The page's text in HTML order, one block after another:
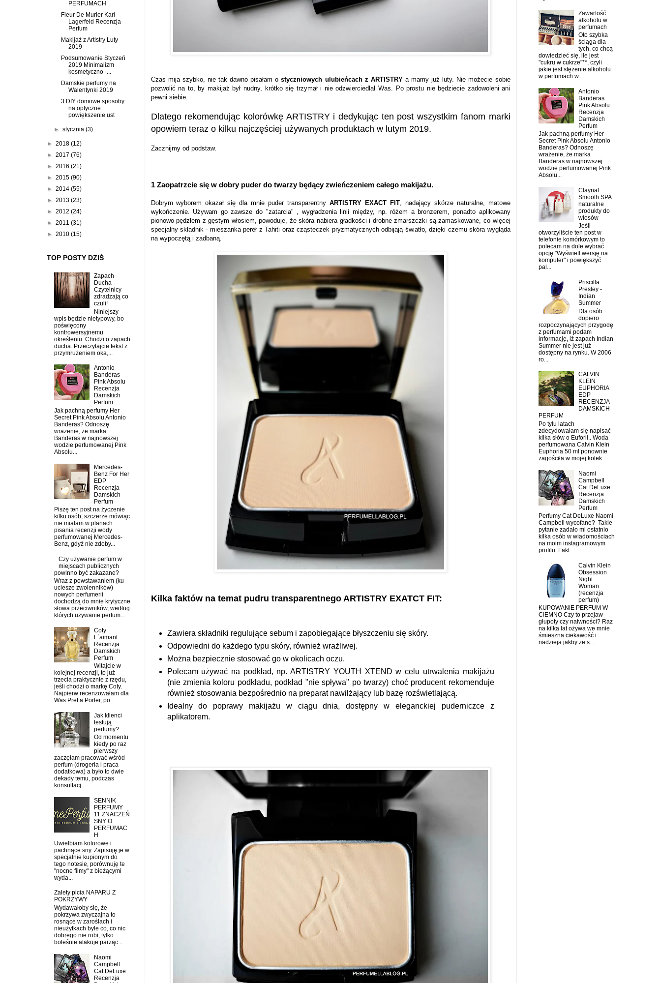
Czas mija szybko, nie tak dawno pisałam ostyczniowych ulubieńcach z ARTISTRYa mamy już luty. Nie możecie sobie
pozwolić na to, by makijaż był nudny, krótko się trzymał i nie odzwierciedlał Was. Po prostu nie będziecie zadowoleni ani
pewni siebie.
Dlatego rekomendując kolorówkę ARTISTRY i dedykując ten post wszystkim fanom marki
opowiem teraz o kilku najczęściej używanych produktach w lutym 2019.
Zacznijmy od podstaw.
1 Zaopatrzcie się w dobry puder do twarzy będący zwieńczeniem całego makijażu.
Dobrym wyborem okazał się dla mnie puder transparentny ARTISTRY EXACT FIT, nadający skórze naturalne, matowe
wykończenie. Używam go zawsze do "zatarcia" , wygładzenia linii między, np. różem a bronzerem, ponadto aplikowany
pionowo pędzlem z gęstym włosiem, powoduje, że skóra nabiera gładkości i drobne zmarszczki są zamaskowane, co więcej
specjalny składnik - mieszanka pereł z Tahiti oraz cząsteczek pryzmatycznych odbijają światło, dzięki czemu skóra wygląda
na wypoczętą i zadbaną.
Kilka faktów na temat pudru transparentnego ARTISTRY EXATCT FIT:
Zawiera składniki regulujące sebum i zapobiegające błyszczeniu się skóry.
Odpowiedni do każdego typu skóry, również wrażliwej.
Można bezpiecznie stosować go w okolicach oczu.
Polecam używać na podkład, np. ARTISTRY YOUTH XTEND w celu utrwalenia makijażu
(nie zmienia koloru podkładu, podkład "nie spływa" po twarzy) choć producent rekomenduje
również stosowania bezpośrednio na preparat nawilżający lub bazę rozświetlającą.
Idealny do poprawy makijażu w ciągu dnia, dostępny w eleganckiej puderniczce z
aplikatorem.
PERFUMACH
Fleur De Murier Karl
Lagerfeld Recenzja
Perfum
Makijaż z Artistry Luty
2019
Podsumowanie Styczeń
2019 Minimalizm
kosmetyczno -...
Damskie perfumy na
Walentynki 2019
3 DIY domowe sposoby
na optyczne
powiększenie ust
► stycznia (3)
► 2018 (12)
► 2017 (76)
► 2016 (21)
► 2015 (90)
► 2014 (55)
► 2013 (23)
► 2012 (24)
► 2011 (31)
► 2010 (15)
TOP POSTY DZIŚ
Zapach
Ducha -
Czytelnicy
zdradzają co
czuli!
Niniejszy
wpis będzie nietypowy, bo
poświęcony
kontrowersyjnemu
określeniu. Chodzi o zapach
ducha. Przeczytajcie tekst z
przymrużeniem oka,...
Antonio
Banderas
Pink Absolu
Recenzja
Damskich
Perfum
Jak pachną perfumy Her
Secret Pink Absolu Antonio
Banderas? Odnoszę
wrażenie, że marka
Banderas w najnowszej
wodzie perfumowanej Pink
Absolu...
Mercedes-
Benz For Her
EDP
Recenzja
Damskich
Perfum
Piszę ten post na życzenie
kilku osób, szczerze mówiąc
nie miałam w planach
pisania recenzji wody
perfumowanej Mercedes-
Benz, gdyż nie zdoby...
Czy używanie perfum w
miejscach publicznych
powinno być zakazane?
Wraz z powstawaniem (ku
uciesze zwolenników)
nowych perfumerii
dochodzą do mnie krytyczne
słowa przeciwników, według
których używanie perfum...
Coty
L`aimant
Recenzja
Damskich
Perfum
Witajcie w
kolejnej recenzji, to już
trzecia praktycznie z rzędu,
jeśli chodzi o markę Coty.
Najpierw recenzowałam dla
Was Pret a Porter, po...
Jak klienci
testują
perfumy?
Od momentu
kiedy po raz
pierwszy
zaczęłam pracować wśród
perfum (drogeria i praca
dodatkowa) a było to dwie
dekady temu, podczas
konsultacj...
SENNIK
PERFUMY
11 ZNACZEŃ
SNY O
PERFUMAC
H
Uwielbiam kolorowe i
pachnące sny. Zapisuję je w
specjalnie kupionym do
tego notesie, porównuję te
"nocne filmy" z bieżącymi
wyda...
Zalety picia NAPARU Z
POKRZYWY
Wydawałoby się, że
pokrzywa zwyczajna to
rosnące w zaroślach i
nieużytkach byle co, co nic
dobrego nie robi, tylko
boleśnie atakuje parząc...
Naomi
Campbell
Cat DeLuxe
Recenzja
Zawartość
alkoholu w
perfumach
Oto szybka
ściąga dla
tych, co chcą
dowiedzieć się, ile jest
"cukru w cukrze"**, czyli
jakie jest stężenie alkoholu
w perfumach w...
Antonio
Banderas
Pink Absolu
Recenzja
Damskich
Perfum
Jak pachną perfumy Her
Secret Pink Absolu Antonio
Banderas? Odnoszę
wrażenie, że marka
Banderas w najnowszej
wodzie perfumowanej Pink
Absolu...
Claynal
Smooth SPA
naturalne
produkty do
włosów
Jeśli
otworzyliście ten post w
telefonie komórkowym to
polecam na dole wybrać
opcję "Wyświetl wersję na
komputer" i powiększyć
pal...
Priscilla
Presley -
Indian
Summer
Dla osób
dopiero
rozpoczynających przygodę
z perfumami podam
informację, iż zapach Indian
Summer nie jest już
dostępny na rynku. W 2006
ro...
CALVIN
KLEIN
EUPHORIA
EDP
RECENZJA
DAMSKICH
PERFUM
Po tylu latach
zdecydowałam się napisać
kilka słów o Euforii.. Woda
perfumowana Calvin Klein
Euphoria 50 ml ponownie
zagościła w mojej kolek...
Naomi
Campbell
Cat DeLuxe
Recenzja
Damskich
Perfum
Perfumy Cat DeLuxe Naomi
Campbell wycofane? Takie
pytanie zadało mi ostatnio
kilka osób w wiadomościach
na moim instagramowym
profilu. Fakt...
Calvin Klein
Obsession
Night
Woman
(recenzja
perfum)
KUPOWANIE PERFUM W
CIEMNO Czy to przejaw
głupoty czy naiwności? Raz
na kilka lat ożywa we mnie
śmieszna ciekawość i
nadzieja jakby ze s...